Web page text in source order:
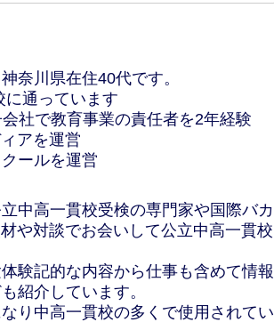
奈川県在住40代です。
通っています
社で教育事業の責任者を2年経験
アを運営
ールを運営
中高一貫校受検の専門家や国際バカ
や対談でお会いして公立中高一貫校
験記的な内容から仕事も含めて情報
紹介しています。
り中高一貫校の多くで使用されてい